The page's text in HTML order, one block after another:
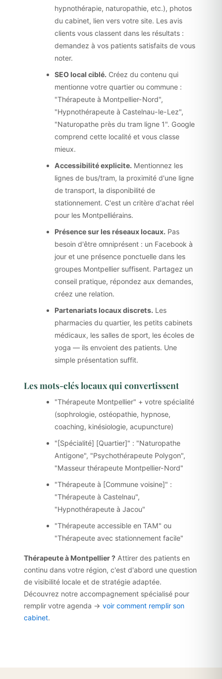
hypnothérapie, naturopathie, etc.), photos
du cabinet, lien vers votre site. Les avis
clients vous classent dans les résultats :
demandez à vos patients satisfaits de vous
noter.
SEO local ciblé. Créez du contenu qui
mentionne votre quartier ou commune :
"Thérapeute à Montpellier-Nord",
"Hypnothérapeute à Castelnau-le-Lez",
"Naturopathe près du tram ligne 1". Google
comprend cette localité et vous classe
mieux.
Accessibilité explicite. Mentionnez les
lignes de bus/tram, la proximité d'une ligne
de transport, la disponibilité de
stationnement. C'est un critère d'achat réel
pour les Montpelliérains.
Présence sur les réseaux locaux. Pas
besoin d'être omniprésent : un Facebook à
jour et une présence ponctuelle dans les
groupes Montpellier suffisent. Partagez un
conseil pratique, répondez aux demandes,
créez une relation.
Partenariats locaux discrets. Les
pharmacies du quartier, les petits cabinets
médicaux, les salles de sport, les écoles de
yoga — ils envoient des patients. Une
simple présentation suffit.
Les mots-clés locaux qui convertissent
"Thérapeute Montpellier" + votre spécialité
(sophrologie, ostéopathie, hypnose,
coaching, kinésiologie, acupuncture)
"[Spécialité] [Quartier]" : "Naturopathe
Antigone", "Psychothérapeute Polygon",
"Masseur thérapeute Montpellier-Nord"
"Thérapeute à [Commune voisine]" :
"Thérapeute à Castelnau",
"Hypnothérapeute à Jacou"
"Thérapeute accessible en TAM" ou
"Thérapeute avec stationnement facile"
Thérapeute à Montpellier ? Attirer des patients en
continu dans votre région, c'est d'abord une question
de visibilité locale et de stratégie adaptée.
Découvrez notre accompagnement spécialisé pour
remplir votre agenda → voir comment remplir son
cabinet.